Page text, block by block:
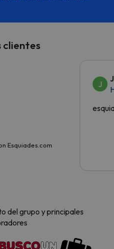
clientes
Esquiades.com
J
del grupo y principales